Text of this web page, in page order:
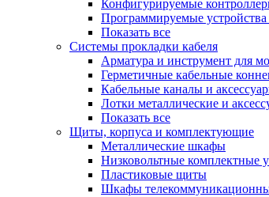
Конфигурируемые
Программируемые
Показать все
Системы прокладки кабеля
Арматура и инструмент для
Герметичные кабельные
Кабельные каналы и
Лотки металлические и
Показать все
Щиты, корпуса и комплектующие
Металлические шкафы
Низковольтные комплектные
Пластиковые щиты
Шкафы